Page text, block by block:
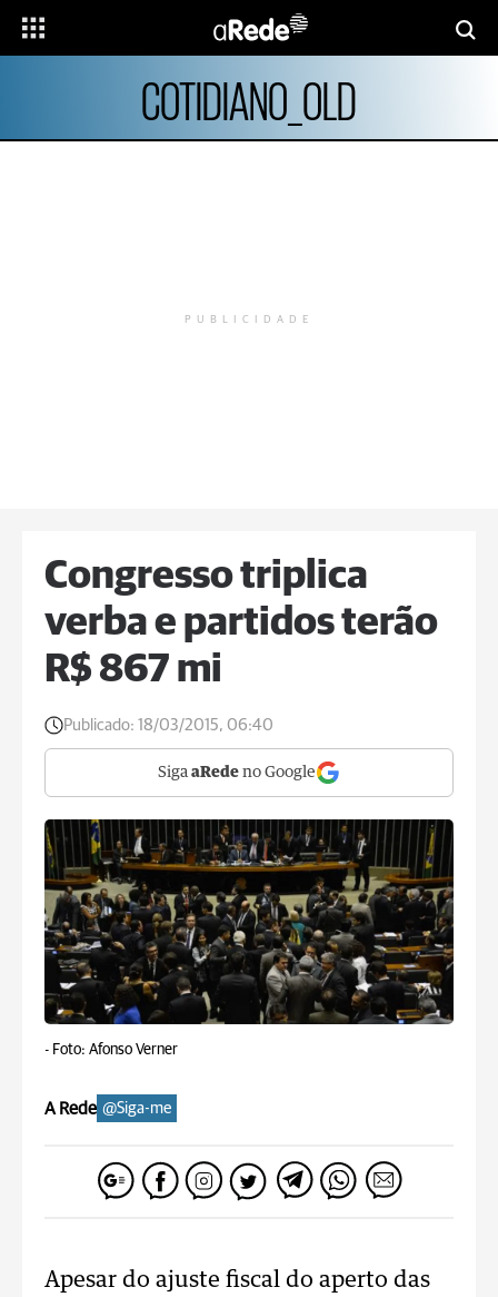
COTIDIANO_OLD
PUBLICIDADE
Congresso triplica
verba e partidos terão
R$ 867 mi
Publicado: 18/03/2015, 06:40
Siga aRede no Google
- Foto: Afonso Verner
A Rede @Siga-me
Apesar do ajuste fiscal do aperto das